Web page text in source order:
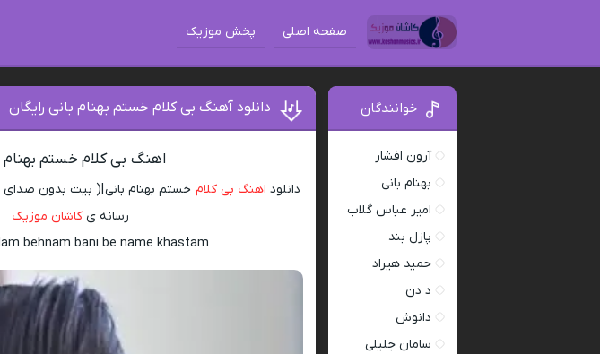
صفحه اصلی پخش موزیک
دانلود آهنگ بی کلام خستم بهنام بانی رایگان
اهنگ بی کلام خستم بهنام
دانلود اهنگ بی کلام خستم بهنام بانی |( بیت بدون صدای
رسانه ی کاشان موزیک
behnam bani be name khastam
خوانندگان
آرون افشار
بهنام بانی
امیر عباس گلاب
پازل بند
حمید هیراد
د دن
دانوش
سامان جلیلی